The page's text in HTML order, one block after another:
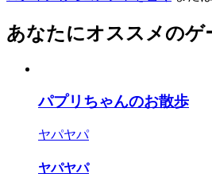
あなたにオススメのゲ
パプリちゃんのお散歩
ヤパヤパ
ヤパヤパ